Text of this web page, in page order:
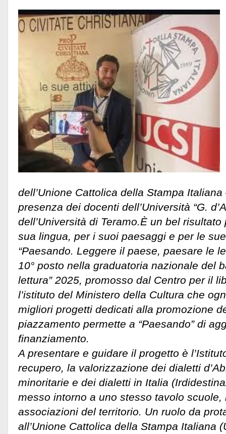
dell’Unione Cattolica della Stampa
presenza dei docenti dell’Università “G.
dell’Università di Teramo.È un bel risultato
sua lingua, per i suoi paesaggi e per le
“Paesando. Leggere il paese, paesare le
10° posto nella graduatoria nazionale del
lettura” 2025, promosso dal Centro per il
l’istituto del Ministero della Cultura che
migliori progetti dedicati alla promozione
piazzamento permette a “Paesando” di
finanziamento.
A presentare e guidare il progetto è
recupero, la valorizzazione dei dialetti
minoritarie e dei dialetti in Italia
messo intorno a uno stesso tavolo
associazioni del territorio. Un ruolo da
all’Unione Cattolica della Stampa Italiana